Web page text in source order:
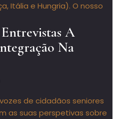
Itália e Hungria). O nosso
A
Na
de cidadãos seniores
as suas perspetivas sobre